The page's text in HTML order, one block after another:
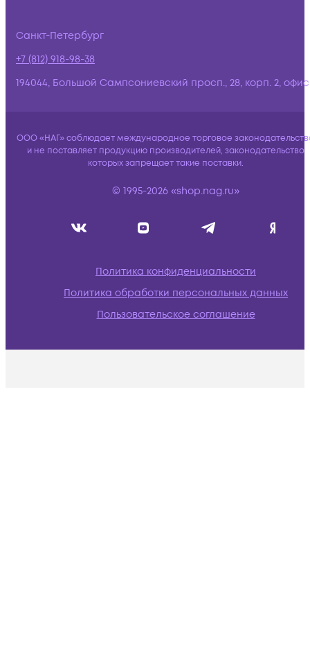
Санкт-Петербург
+7 (812) 918-98-38
194044, Большой Сампсониевский просп., 28, корп. 2,
ООО «НАГ» соблюдает международное торговое
и не поставляет продукцию производителей, законодательство
которых запрещает такие поставки.
© 1995-2026 «shop.nag.ru»
Политика конфиденциальности
Политика обработки персональных данных
Пользовательское соглашение